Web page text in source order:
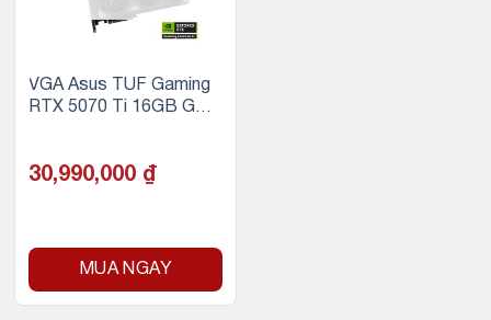
VGA Asus TUF Gaming
RTX 5070 Ti 16GB GDD
30,990,000 ₫
MUA NGAY